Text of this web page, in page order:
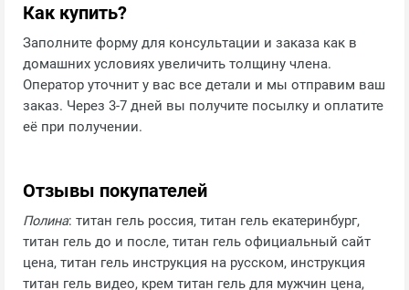
Как купить?
Заполните форму для консультации и заказа как в
домашних условиях увеличить толщину члена.
Оператор уточнит у вас все детали и мы отправим ваш
заказ. Через 3-7 дней вы получите посылку и оплатите
её при получении.
Отзывы покупателей
Полина: титан гель россия, титан гель екатеринбург,
титан гель до и после, титан гель официальный сайт
цена, титан гель инструкция на русском, инструкция
титан гель видео, крем титан гель для мужчин цена,